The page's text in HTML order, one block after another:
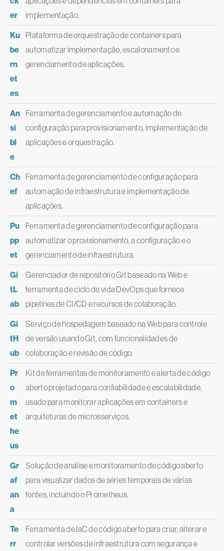
er
implementação.
Ku
be
rn
et
es
Plataforma de orquestração de containers para
automatizar implementação, escalonamento e
gerenciamento de aplicações.
An
si
bl
e
Ferramenta de gerenciamento e automação de
configuração para provisionamento, implementação de
aplicações e orquestração.
Ch
ef
Ferramenta de gerenciamento de configuração para
automação de infraestrutura e implementação de
aplicações.
Pu
pp
et
Ferramenta de gerenciamento de configuração para
automatizar o provisionamento, a configuração e o
gerenciamento de infraestrutura.
Gi
tL
ab
Gerenciador de repositório Git baseado na Web e
ferramenta de ciclo de vida DevOps que fornece
pipelines de CI/CD e recursos de colaboração.
Gi
tH
ub
Serviço de hospedagem baseado na Web para controle
de versão usando Git, com funcionalidades de
colaboração e revisão de código.
Pr
o
m
et
he
us
Kit de ferramentas de monitoramento e alerta de código
aberto projetado para confiabilidade e escalabilidade,
usado para monitorar aplicações em containers e
arquiteturas de microsserviços.
Gr
af
an
a
Solução de análise e monitoramento de código aberto
para visualizar dados de séries temporais de várias
fontes, incluindo o Prometheus.
Te
rr
Ferramenta de IaC de código aberto para criar, alterar e
controlar versões de infraestrutura com segurança e